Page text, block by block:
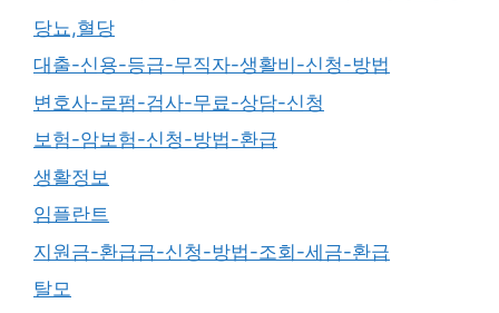
당뇨,혈당
대출-신용-등급-무직자-생활비-신청-방법
변호사-로펌-검사-무료-상담-신청
보험-암보험-신청-방법-환급
생활정보
임플란트
지원금-환급금-신청-방법-조회-세금-환급
탈모